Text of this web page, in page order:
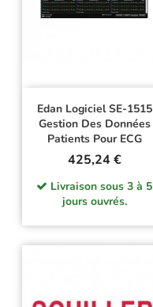
Edan Logiciel SE-1515
Gestion Des Données
Patients Pour ECG
Prix
425,24 €
Livraison sous 3 à 5
jours ouvrés.